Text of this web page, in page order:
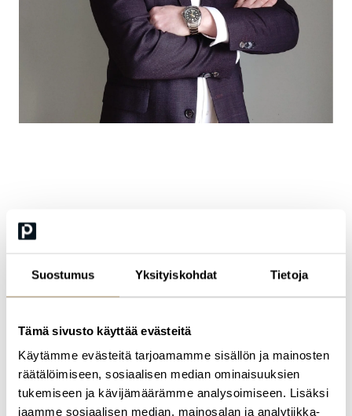
Suostumus Yksityiskohdat Tietoja
Tämä sivusto käyttää evästeitä
Käytämme evästeitä tarjoamamme sisällön ja mainosten
räätälöimiseen, sosiaalisen median ominaisuuksien
tukemiseen ja kävijämäärämme analysoimiseen. Lisäksi
jaamme sosiaalisen median, mainosalan ja analytiikka-
Juha Nyholm
Juhalla on yli 20 v kokemus ajoneuvokaupan ja ajoneuvojen
palveluliiketoiminnan kehittämisestä. Hiab:lla Juha vastaa
globaalin palveluverkoston johtamiseen käytettävien prosessien ja
autoalalta, jossa globaalien myynti- ja palveluverkostojen
johtaminen on vuosia raskaan kaluston toimintamalleja edellä.